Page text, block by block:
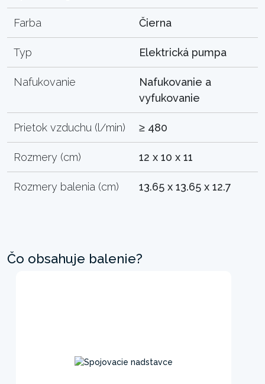
Farba Čierna
Typ Elektrická pumpa
Nafukovanie
Nafukovanie a
vyfukovanie
Prietok vzduchu (l/min) ≥ 480
Rozmery (cm) 12 x 10 x 11
Rozmery balenia (cm) 13.65 x 13.65 x 12.7
Čo obsahuje balenie?